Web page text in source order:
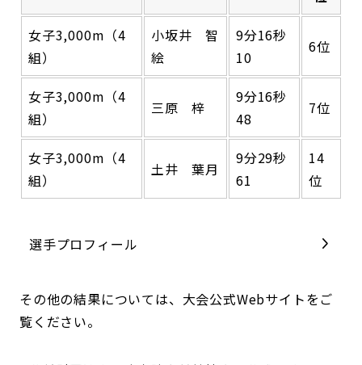
女子3,000m（4
組）
小坂井 智
絵
9分16秒
10
6位
女子3,000m（4
組）
三原 梓
9分16秒
48
7位
女子3,000m（4
組）
土井 葉月
9分29秒
61
14
位
選手プロフィール
その他の結果については、大会公式Webサイトをご
覧ください。